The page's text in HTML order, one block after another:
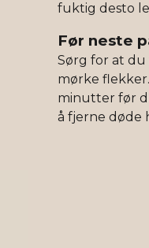
fuktig desto
Før neste
Sørg for at
mørke
minutter før
å fjerne døde